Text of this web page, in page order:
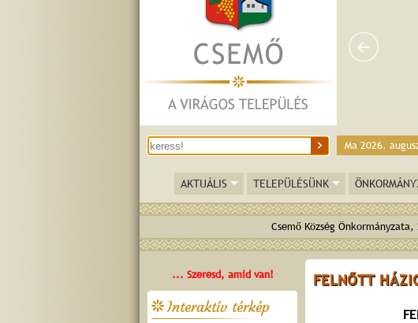
Ma 2026.
AKTUÁLIS TELEPÜLÉSÜNK
Csemő Község
... Szeresd, amid van!
Interaktív térkép
FELNŐTT